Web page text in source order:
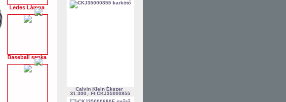
Ledes Lámpa
Baseball sapka
Calvin Klein Ékszer
31.300,- Ft CKJ35000855